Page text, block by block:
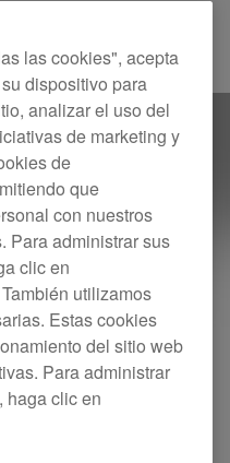
las cookies", acepta
dispositivo para
analizar el uso del
de marketing y
de
que
con nuestros
Para administrar sus
clic en
utilizamos
Estas cookies
del sitio web
Para administrar
haga clic en